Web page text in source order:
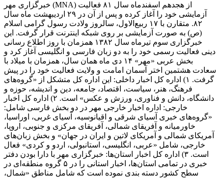
خبرگزاری مهر (MNA) از هجدهم اسفندماه سال ۸۱ فعالیت
آزمایشی خود را آغاز کرده و پس از آن در ۲۹ اردیبهشت ماه سال
۸۲. متقارن با ۱۷ ربیع‌الاول، سالروز ولادت رسول گرامی اسلام
(ص) به صورت آزمایشی بر روی شبکه اینترنت قرار گرفت. این
خبرگزاری سوم تیرماه سال ۱۳۸۲ همزمان با روز اطلاع رسانی
دینی فعالیت رسمی خود را به دو زبان فارسی و انگلیسی آغاز کرد و
بخش عربی «مهر» ۱۴ دی ماه همان سال، همزمان با میلاد با
سعادت هشتمین اختر آسمان امامت و ولایت فعالیت خود را در پیش
گرفت. ۱) اداره کل اخبار داخلی: این اداره کل متشکل از «گروه‌های
فرهنگ، هنر، سیاست، اقتصاد، جامعه، دین و اندیشه، حوزه و
دانشگاه، دانش و فناوری، ورزش و عکس» است. ۲) اداره کل اخبار
خارجی: اداره اخبار خارجی مهر در دو بخش فارسی شامل:
«گروه‌های خبری آسیای شرقی و اقیانوسیه، آسیای غربی، اوراسیا،
خاورمیانه و آفریقای شمالی، آفریقای مرکزی و جنوبی، اروپا،
آمریکای شمالی و آمریکای لاتین و ایران در جهان» و بخش زبان‌های
خارجی، شامل «عربی، انگلیسی، استانبولی، اردو و کردی» فعال
است. ۳) اداره کل اخبار استان‌ها: خبرگزاری مهر با دارا بودن دفتر
خبری در تمامی استان‌ها، اخبار استانی را در ۵ گروه منطقه‌ای در
سطح کشور دسته بندی نموده است که شامل مناطق «شمال،